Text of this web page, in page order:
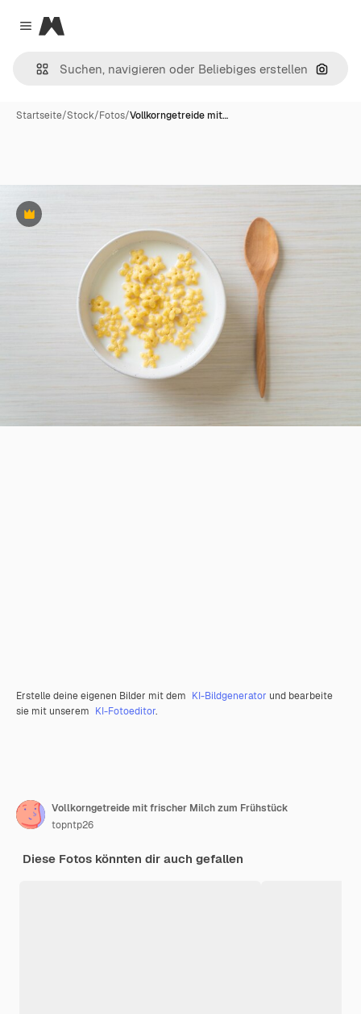
Close menu
Magnific
Nach
Startseite/Stock/Fotos/Vollkorngetreide mit…
Premium
Erstelle deine eigenen Bilder mit dem KI-Bildgenerator und bearbeite
sie mit unserem KI-Fotoeditor.
Vollkorngetreide mit frischer Milch zum Frühstück
topntp26
Diese Fotos könnten dir auch gefallen